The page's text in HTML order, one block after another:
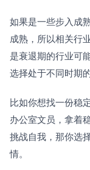
如果是一些步入成
成熟，所以相关行
是衰退期的行业可
选择处于不同时期的
比如你想找一份稳
办公室文员，拿着
挑战自我，那你选
情。